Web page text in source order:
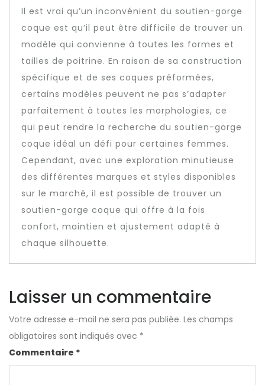
Il est vrai qu’un inconvénient du soutien-gorge
coque est qu’il peut être difficile de trouver un
modèle qui convienne à toutes les formes et
tailles de poitrine. En raison de sa construction
spécifique et de ses coques préformées,
certains modèles peuvent ne pas s’adapter
parfaitement à toutes les morphologies, ce
qui peut rendre la recherche du soutien-gorge
coque idéal un défi pour certaines femmes.
Cependant, avec une exploration minutieuse
des différentes marques et styles disponibles
sur le marché, il est possible de trouver un
soutien-gorge coque qui offre à la fois
confort, maintien et ajustement adapté à
chaque silhouette.
Laisser un commentaire
Votre adresse e-mail ne sera pas publiée. Les champs
obligatoires sont indiqués avec *
Commentaire *